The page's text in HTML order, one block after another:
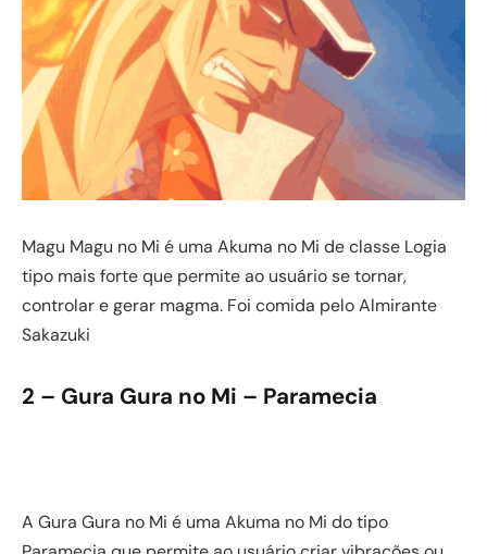
Magu Magu no Mi é uma Akuma no Mi de classe Logia
tipo mais forte que permite ao usuário se tornar,
controlar e gerar magma. Foi comida pelo Almirante
Sakazuki
2 – Gura Gura no Mi – Paramecia
A Gura Gura no Mi é uma Akuma no Mi do tipo